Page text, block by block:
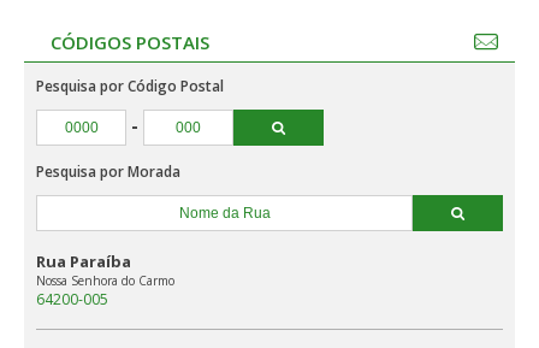
CÓDIGOS POSTAIS
Pesquisa por Código Postal
-
Pesquisa por Morada
Rua Paraíba
Nossa Senhora do Carmo
64200-005